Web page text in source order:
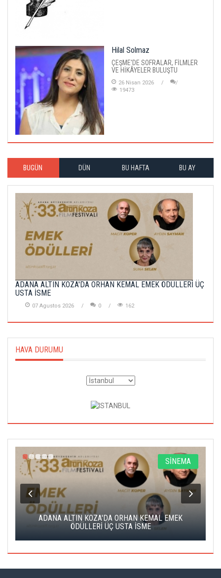
Hilal Solmaz
ÇEŞME'DE SOFRALAR, FİLMLER
VE HİKÂYELER BULUŞTU
26 Nisan 2026
19473
BUGÜN DÜN BU HAFTA BU AY
ADANA ALTIN KOZA'DA ORHAN KEMAL EMEK ÖDÜLLERİ ÜÇ
USTA İSME
07 Agustos 2026 0 162
HAVA DURUMU
SİNEMA
ADANA ALTIN KOZA'DA ORHAN KEMAL EMEK
ÖDÜLLERİ ÜÇ USTA İSME